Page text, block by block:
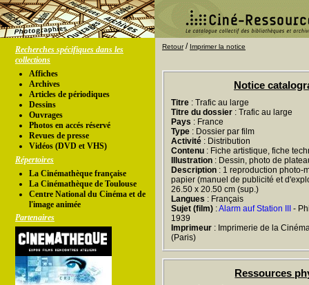
Recherches spécifiques dans les
collections
Affiches
Archives
Articles de périodiques
Dessins
Ouvrages
Photos en accés réservé
Revues de presse
Vidéos (DVD et VHS)
Répertoires
La Cinémathèque française
La Cinémathèque de Toulouse
Centre National du Cinéma et de
l'image animée
Partenaires
Retour/ Imprimer la notice
Notice
Titre : Trafic au large
Titre du dossier : Trafic au large
Pays : France
Type : Dossier par film
Activité : Distribution
Contenu : Fiche artistique, fiche
Illustration : Dessin, photo de
Description : 1 reproduction photo-
papier (manuel de publicité et
26.50 x 20.50 cm (sup.)
Langues : Français
Sujet (film) :Alarm auf Station III
-
1939
Imprimeur : Imprimerie de la
(Paris)
Ressources